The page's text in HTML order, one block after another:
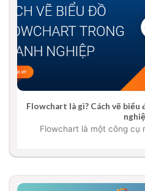
Flowchart là gì? Cách vẽ
Flowchart là một công cụ